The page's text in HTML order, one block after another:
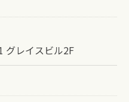
グレイスビル2F